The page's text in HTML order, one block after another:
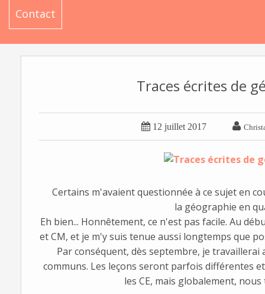
Contact
Traces écrites de
 12 juillet 2017 
Certains m'avaient questionnée à ce sujet en
la géographie en
Eh bien... Honnêtement, ce n'est pas facile. Au
et CM, et je m'y suis tenue aussi longtemps que
Par conséquent, dès septembre, je travaillerai
communs. Les leçons seront parfois différentes
les CE, mais globalement,